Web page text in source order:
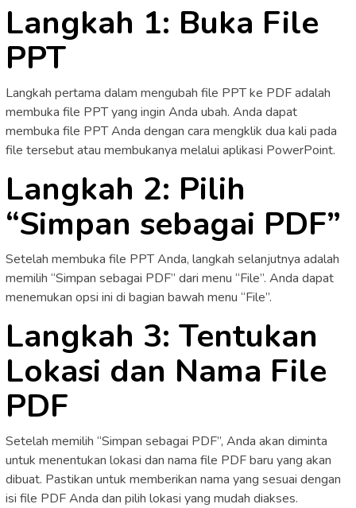
Langkah 1: Buka File
PPT
Langkah pertama dalam mengubah file PPT ke PDF adalah
membuka file PPT yang ingin Anda ubah. Anda dapat
membuka file PPT Anda dengan cara mengklik dua kali pada
file tersebut atau membukanya melalui aplikasi PowerPoint.
Langkah 2: Pilih
“Simpan sebagai PDF”
Setelah membuka file PPT Anda, langkah selanjutnya adalah
memilih “Simpan sebagai PDF” dari menu “File”. Anda dapat
menemukan opsi ini di bagian bawah menu “File”.
Langkah 3: Tentukan
Lokasi dan Nama File
PDF
Setelah memilih “Simpan sebagai PDF”, Anda akan diminta
untuk menentukan lokasi dan nama file PDF baru yang akan
dibuat. Pastikan untuk memberikan nama yang sesuai dengan
isi file PDF Anda dan pilih lokasi yang mudah diakses.